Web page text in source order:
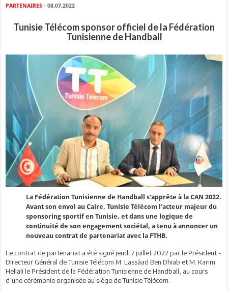
PARTENAIRES - 08.07.2022
Tunisie Télécom sponsor officiel de la Fédération
Tunisienne de Handball
La Fédération Tunisienne de Handball s’apprête à la CAN 2022.
Avant son envol au Caire, Tunisie Télécom l’acteur majeur du
sponsoring sportif en Tunisie, et dans une logique de
continuité de son engagement sociétal, a tenu à annoncer un
nouveau contrat de partenariat avec la FTHB.
Le contrat de partenariat a été signé jeudi 7 juillet 2022 par le Président -
Directeur Général de Tunisie Télécom M. Lassâad Ben Dhiab et M. Karim
Hellali le Président de la Fédération Tunisienne de Handball, au cours
d’une cérémonie organisée au siège de Tunisie Télécom.